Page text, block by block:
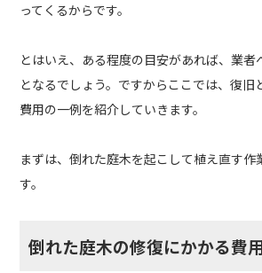
ってくるからです。
とはいえ、ある程度の目安があれば、業者
となるでしょう。ですからここでは、復旧
費用の一例を紹介していきます。
まずは、倒れた庭木を起こして植え直す作
す。
倒れた庭木の修復にかかる費